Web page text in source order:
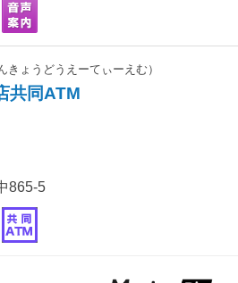
きょうどうえーてぃーえむ）
共同ATM
865-5